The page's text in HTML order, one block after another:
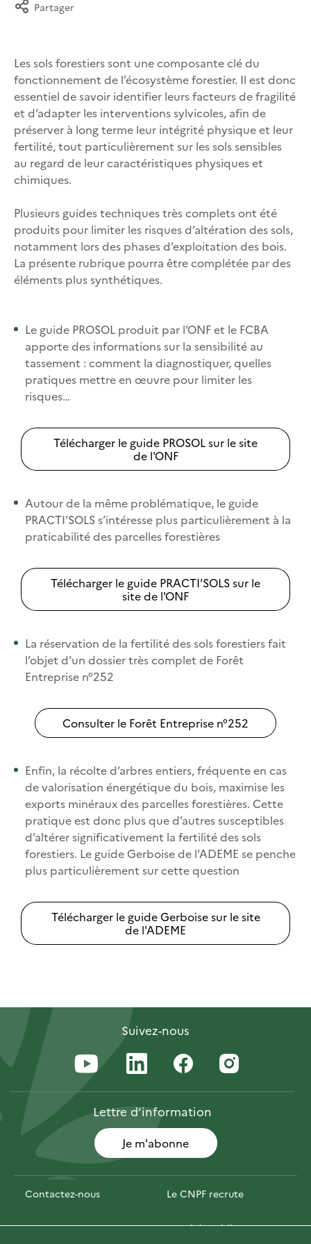
Partager
Les sols forestiers sont une composante clé du
fonctionnement de l’écosystème forestier. Il est donc
essentiel de savoir identifier leurs facteurs de fragilité
et d’adapter les interventions sylvicoles, afin de
préserver à long terme leur intégrité physique et leur
fertilité, tout particulièrement sur les sols sensibles
au regard de leur caractéristiques physiques et
chimiques.
Plusieurs guides techniques très complets ont été
produits pour limiter les risques d’altération des sols,
notamment lors des phases d’exploitation des bois.
La présente rubrique pourra être complétée par des
éléments plus synthétiques.
Le guide PROSOL produit par l’ONF et le FCBA
apporte des informations sur la sensibilité au
tassement : comment la diagnostiquer, quelles
pratiques mettre en œuvre pour limiter les
risques…
Télécharger le guide PROSOL sur le site
de l'ONF
Autour de la même problématique, le guide
PRACTI’SOLS s’intéresse plus particulièrement à la
praticabilité des parcelles forestières
Télécharger le guide PRACTI’SOLS sur le
site de l'ONF
La réservation de la fertilité des sols forestiers fait
l’objet d’un dossier très complet de Forêt
Entreprise n°252
Consulter le Forêt Entreprise n°252
Enfin, la récolte d’arbres entiers, fréquente en cas
de valorisation énergétique du bois, maximise les
exports minéraux des parcelles forestières. Cette
pratique est donc plus que d’autres susceptibles
d’altérer significativement la fertilité des sols
forestiers. Le guide Gerboise de l’ADEME se penche
plus particulièrement sur cette question
Télécharger le guide Gerboise sur le site
de l'ADEME
Suivez-nous
Lettred’information
Je m'abonne
Contactez-nous Le CNPF recrute
Espace presse Marchés publics